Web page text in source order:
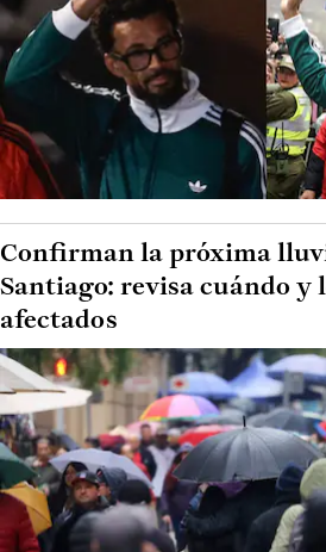
Confirman la próxima
Santiago: revisa cuándo y
afectados